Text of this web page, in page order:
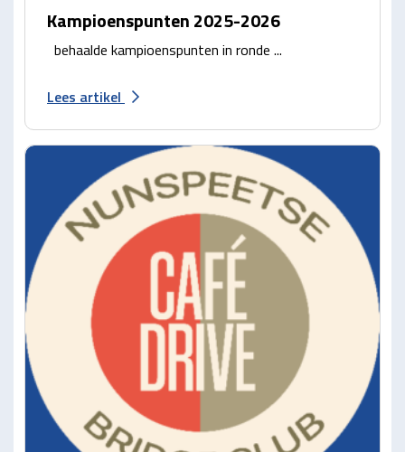
Kampioenspunten 2025-2026
behaalde kampioenspunten in ronde ...
Lees artikel